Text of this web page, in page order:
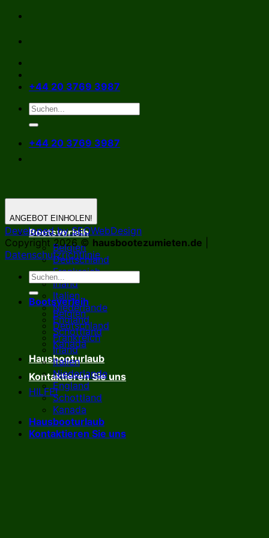
Zum
springen
+44 20 3769 3987
+44 20 3769 3987
Bootsverleih
Belgien
Deutschland
Frankreich
Irland
Italien
Niederlande
England
Schottland
Kanada
Hausbooturlaub
Kontaktieren Sie uns
HILFE!
ANGEBOT EINHOLEN!
Developed by SEOWebDesign
Copyright 2026 © hausbootezumieten.de
Datenschutzrichtlinie
Bootsverleih
Belgien
Deutschland
Frankreich
Irland
Italien
Niederlande
England
Schottland
Kanada
Hausbooturlaub
Kontaktieren Sie uns